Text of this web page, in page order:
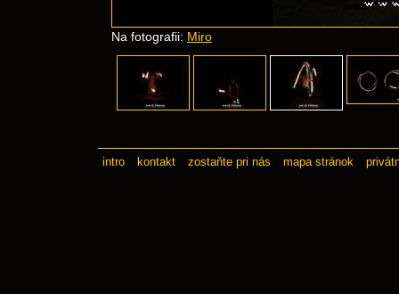
Na fotografii: Miro
intro kontakt zostaňte pri nás mapa stránok